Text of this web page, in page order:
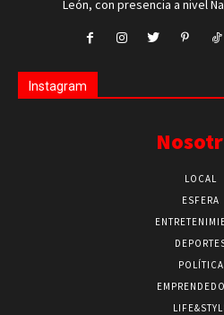
León, con presencia a nivel
Instagram
LOCAL
ESFERA
POLÍTICA